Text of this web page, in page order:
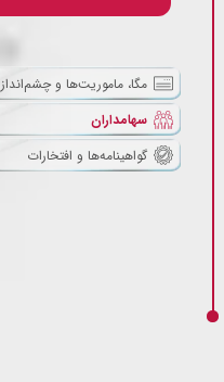
مگا، ماموریت‌ها و چشم‌انداز
سهامداران
گواهینامه‌ها و افتخارات